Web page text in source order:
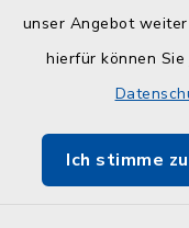
unser Angebot
hierfür können
Ich stimme zu
Serviceportal
ZuFiSH
Am Selent/